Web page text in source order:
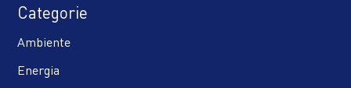
Categorie
Ambiente
Energia